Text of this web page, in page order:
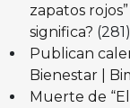
zapatos
significa? (281)
Publican
Bienestar |
Muerte de